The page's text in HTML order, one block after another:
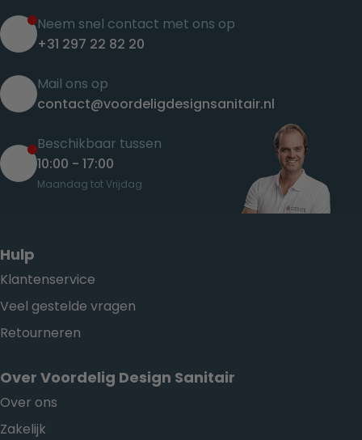
Neem snel contact met ons op
+31 297 22 82 20
Mail ons op
contact@voordeligdesignsanitair.nl
Beschikbaar tussen
10:00 - 17:00
Maandag tot Vrijdag
Hulp
Klantenservice
Veel gestelde vragen
Retourneren
Over Voordelig Design Sanitair
Over ons
Zakelijk